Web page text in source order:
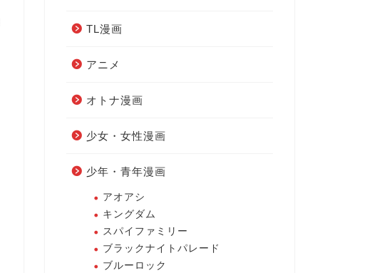
TL漫画
アニメ
オトナ漫画
少女・女性漫画
少年・青年漫画
アオアシ
キングダム
スパイファミリー
ブラックナイトパレード
ブルーロック